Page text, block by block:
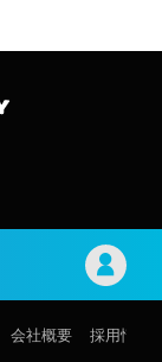
会社概要 採用情報